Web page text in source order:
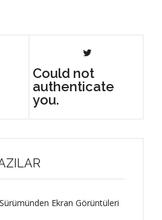
Could not
authenticate
you.
Ekran Görüntüleri